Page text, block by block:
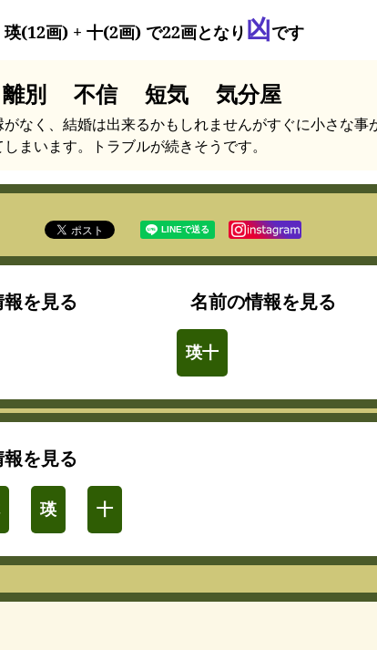
(12画) + 十(2画) で22画となり 凶です
別 不信 短気 気分屋
がなく、結婚は出来るかもしれませんがすぐに小さな事
まいます。トラブルが続きそうです。
を見る 名前の情報を見る
瑛十
を見る
瑛 十